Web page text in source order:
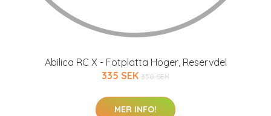
Abilica RC X - Fotplatta Höger, Reservdel
335 SEK 350 SEK
MER INFO!